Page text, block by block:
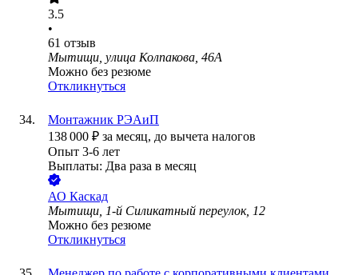
3.5
•
61 отзыв
Мытищи, улица Колпакова, 46А
Можно без резюме
Откликнуться
Монтажник РЭАиП
138 000 ₽ за месяц, до вычета налогов
Опыт 3-6 лет
Выплаты: Два раза в месяц
АО Каскад
Мытищи, 1-й Силикатный переулок, 12
Можно без резюме
Откликнуться